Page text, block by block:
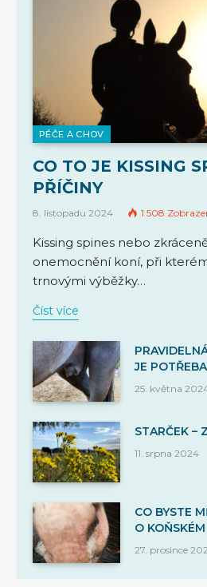
PÉČE A CHOV
CO TO JE KISSING
PŘÍČINY
8. listopadu 2024 1 508
Kissing spines nebo zkráceně
onemocnění koní, při
trnovými výběžky…
Číst více
JE POTŘEBA
25. května
STARČEK –
11. srpna 2024
CO BYSTE
O
27. prosince